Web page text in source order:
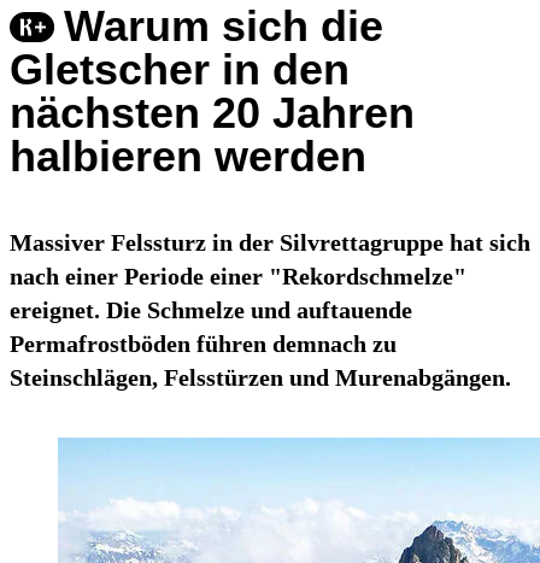
Warum sich die
Gletscher in den
nächsten 20 Jahren
halbieren werden
Massiver Felssturz in der Silvrettagruppe hat sich
nach einer Periode einer "Rekordschmelze"
ereignet. Die Schmelze und auftauende
Permafrostböden führen demnach zu
Steinschlägen, Felsstürzen und Murenabgängen.